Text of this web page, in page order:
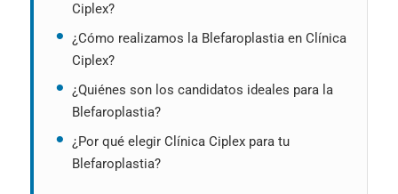
Ciplex?
¿Cómo realizamos la Blefaroplastia en Clínica
Ciplex?
¿Quiénes son los candidatos ideales para la
Blefaroplastia?
¿Por qué elegir Clínica Ciplex para tu
Blefaroplastia?